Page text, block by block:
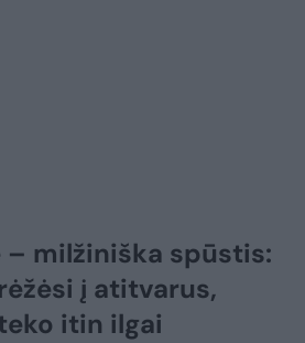
milžiniška spūstis:
į atitvarus,
itin ilgai